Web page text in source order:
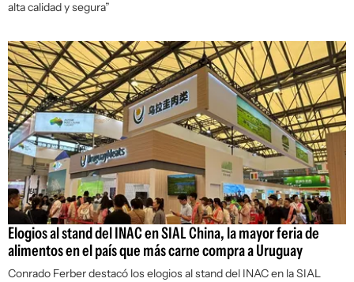
alta calidad y segura”
Elogios al stand del INAC en SIAL China, la mayor feria de
alimentos en el país que más carne compra a Uruguay
Conrado Ferber destacó los elogios al stand del INAC en la SIAL